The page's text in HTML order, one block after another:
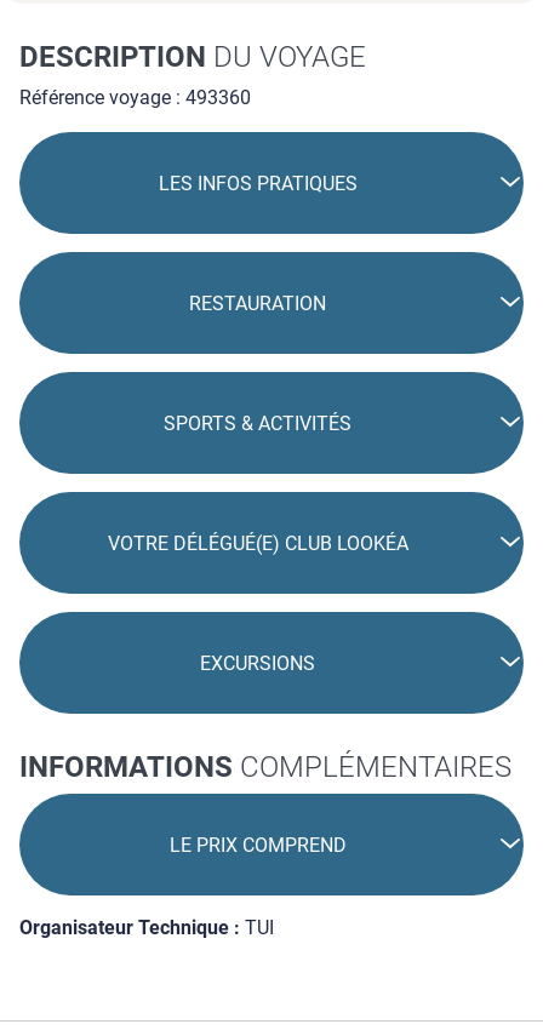
DESCRIPTION DU VOYAGE
Référence voyage : 493360
LES INFOS PRATIQUES
RESTAURATION
SPORTS & ACTIVITÉS
VOTRE DÉLÉGUÉ(E) CLUB LOOKÉA
EXCURSIONS
INFORMATIONS COMPLÉMENTAIRES
LE PRIX COMPREND
Organisateur Technique : TUI